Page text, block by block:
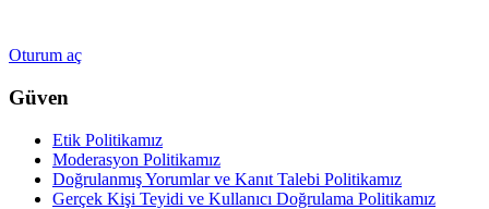
Oturum aç
Güven
Etik Politikamız
Moderasyon Politikamız
Doğrulanmış Yorumlar ve Kanıt Talebi Politikamız
Gerçek Kişi Teyidi ve Kullanıcı Doğrulama Politikamız